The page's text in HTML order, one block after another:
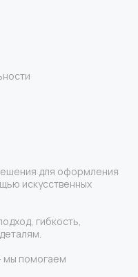
для оформления
искусственных
гибкость,
мы помогаем